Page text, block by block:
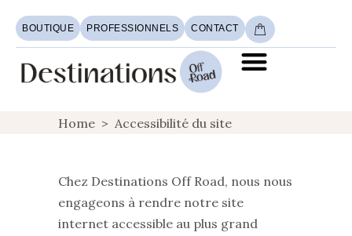
BOUTIQUE PROFESSIONNELS CONTACT
Home > Accessibilité du site
Chez Destinations Off Road, nous nous
engageons à rendre notre site
internet accessible au plus grand